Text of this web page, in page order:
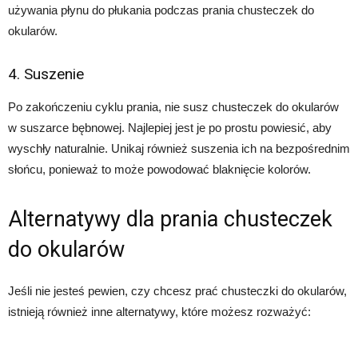
używania płynu do płukania podczas prania chusteczek do
okularów.
4. Suszenie
Po zakończeniu cyklu prania, nie susz chusteczek do okularów
w suszarce bębnowej. Najlepiej jest je po prostu powiesić, aby
wyschły naturalnie. Unikaj również suszenia ich na bezpośrednim
słońcu, ponieważ to może powodować blaknięcie kolorów.
Alternatywy dla prania chusteczek
do okularów
Jeśli nie jesteś pewien, czy chcesz prać chusteczki do okularów,
istnieją również inne alternatywy, które możesz rozważyć: